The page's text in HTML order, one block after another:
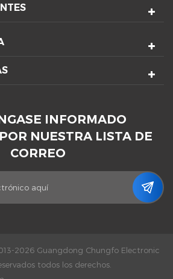
INFORMADO
NUESTRA LISTA DE
CORREO
2026 Guangdong Chungfo Electronic
todos los derechos.